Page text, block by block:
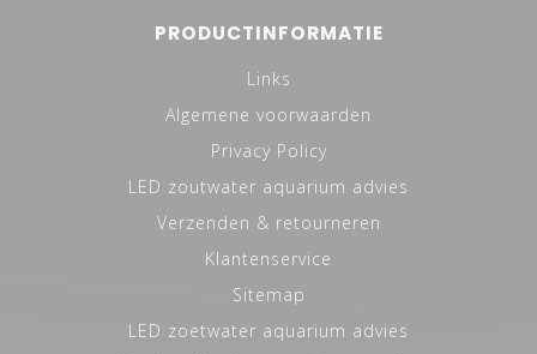
PRODUCTINFORMATIE
Links
Algemene voorwaarden
Privacy Policy
LED zoutwater aquarium advies
Verzenden & retourneren
Klantenservice
Sitemap
LED zoetwater aquarium advies